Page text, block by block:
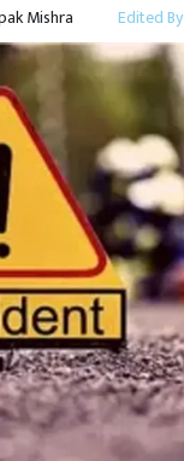
Mishra Edited By